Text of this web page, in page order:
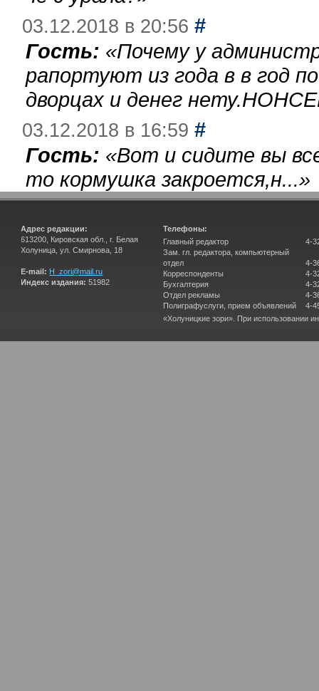
03.12.2018 в 20:56 #
Гость: «Почему у
рапортуют из года в в год
дворцах и денег
03.12.2018 в 16:59 #
Гость: «Вот и сидите вы
то кормушка закроется,н...»
Адрес редакции:
613200, Кировская обл., г. Белая
Холуница, ул. Смирнова, 18
E-mail: H_zori@mail.ru
Индекс издания: 51982
Телефоны:
Главный редактор
Зам. гл. редактора, компьютерный
отдел
Корреспонденты
Бухгалтерия
Отдел рекламы
Полиграфуслуги, прием объявлений
4-
4-
4-
4-
4-
4-
«Холуницкие зори». При использовании